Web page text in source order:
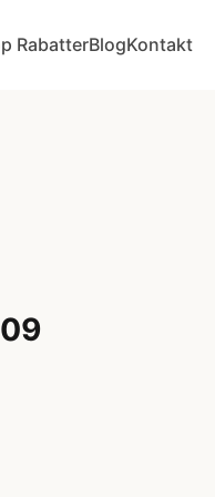
RabatterBlogKontakt